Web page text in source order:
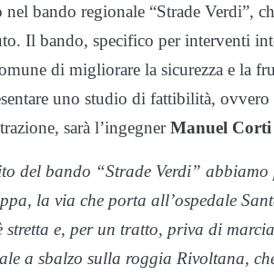
nel bando regionale “Strade Verdi”,
Il bando, specifico per interventi
di migliorare la sicurezza e la
uno studio di fattibilità,
sarà l’ingegnerManuel Corti
del bando “Strade Verdi”
la via che porta all’ospedale
stretta e, per un tratto, priva di
a sbalzo sulla roggia Rivoltana,